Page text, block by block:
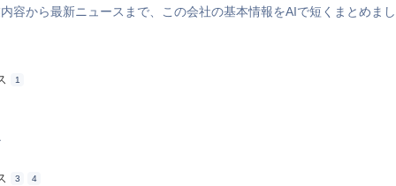
容から最新ニュースまで、この会社の基本情報をAIで短くまとめま
1
3 4